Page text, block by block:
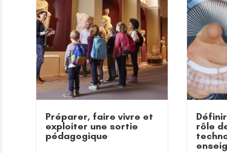
Préparer, faire vivre et
exploiter une sortie
pédagogique
rôle